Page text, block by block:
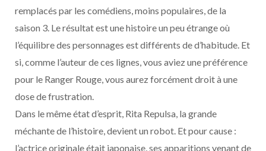
remplacés par les comédiens, moins populaires, de la
saison 3. Le résultat est une histoire un peu étrange où
l’équilibre des personnages est différents de d’habitude. Et
si, comme l’auteur de ces lignes, vous aviez une préférence
pour le Ranger Rouge, vous aurez forcément droit à une
dose de frustration.
Dans le même état d’esprit, Rita Repulsa, la grande
méchante de l’histoire, devient un robot. Et pour cause :
l’actrice originale était japonaise, ses apparitions venant de